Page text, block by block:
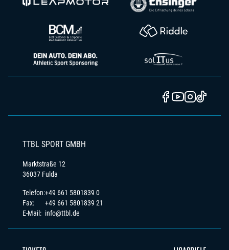
TTBL SPORT GMBH
Marktstraße 12
36037 Fulda
Telefon:
Fax:
E-Mail:
+49 661 5801839 0
+49 661 5801839 21
info@ttbl.de